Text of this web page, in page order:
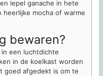
lepel ganache in hete
mocha of warme
bewaren?
in een luchtdichte
in de koelkast worden
goed afgedekt is om te